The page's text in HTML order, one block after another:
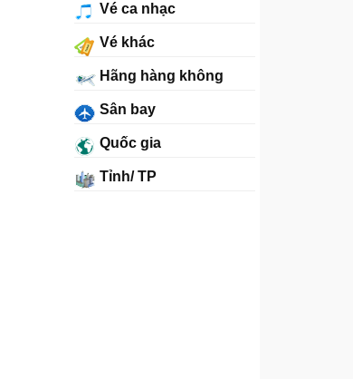
Vé ca nhạc
Vé khác
Hãng hàng không
Sân bay
Quốc gia
Tỉnh/ TP